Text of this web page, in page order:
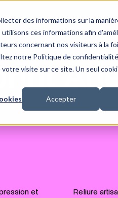
des informations sur la
ces informations afin
concernant nos visiteurs à la
notre Politique de
visite sur ce site. Un seul
Accepter
Ateliers Informations
et
Reliure